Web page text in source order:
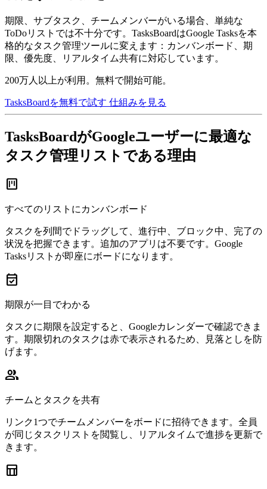
期限、サブタスク、チームメンバーがいる場合、単純な
ToDoリストでは不十分です。TasksBoardはGoogle Tasksを本
格的なタスク管理ツールに変えます：カンバンボード、期
限、優先度、リアルタイム共有に対応しています。
200万人以上が利用。無料で開始可能。
TasksBoardを無料で試す 仕組みを見る
TasksBoardがGoogleユーザーに最適な
タスク管理リストである理由
view_kanban
すべてのリストにカンバンボード
タスクを列間でドラッグして、進行中、ブロック中、完了の
状況を把握できます。追加のアプリは不要です。Google
Tasksリストが即座にボードになります。
event_available
期限が一目でわかる
タスクに期限を設定すると、Googleカレンダーで確認できま
す。期限切れのタスクは赤で表示されるため、見落としを防
げます。
group
チームとタスクを共有
リンク1つでチームメンバーをボードに招待できます。全員
が同じタスクリストを閲覧し、リアルタイムで進捗を更新で
きます。
table_chart